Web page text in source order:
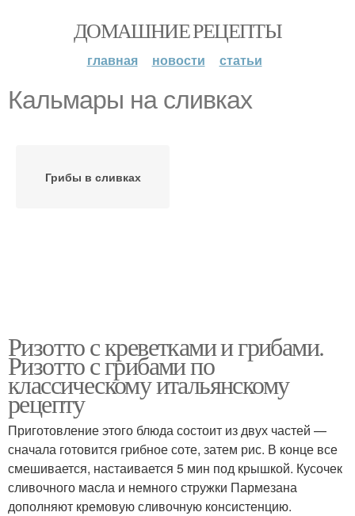
ДОМАШНИЕ РЕЦЕПТЫ
главная новости статьи
Кальмары на сливках
Грибы в сливках
Ризотто с креветками и грибами.
Ризотто с грибами по
классическому итальянскому
рецепту
Приготовление этого блюда состоит из двух частей —
сначала готовится грибное соте, затем рис. В конце все
смешивается, настаивается 5 мин под крышкой. Кусочек
сливочного масла и немного стружки Пармезана
дополняют кремовую сливочную консистенцию.